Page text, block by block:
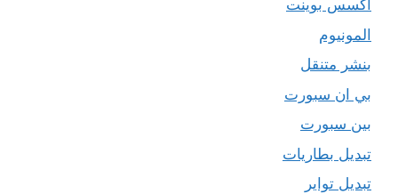
اكسس بوينت
المونيوم
بنشر متنقل
بي ان سبورت
بين سبورت
تبديل بطاريات
تبديل تواير